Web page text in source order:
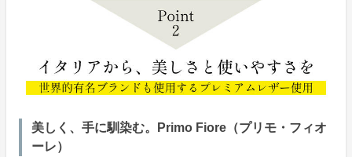
美しく、手に馴染む。Primo Fiore（プリモ・フィオ
ーレ）